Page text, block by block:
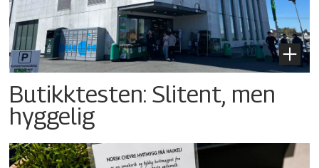
Butikktesten: Slitent, men
hyggelig